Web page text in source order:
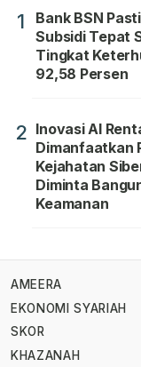
1
Bank BSN
Subsidi Tepat
Tingkat
92,58 Persen
2 Inovasi AI
Dimanfaatkan
Kejahatan
Diminta
Keamanan
AMEERA
EKONOMI SYARIAH
SKOR
KHAZANAH